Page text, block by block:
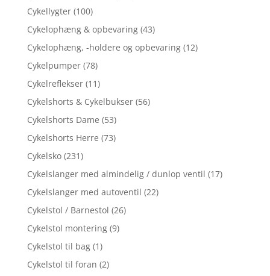
Cykellygter (100)
Cykelophæng & opbevaring (43)
Cykelophæng, -holdere og opbevaring (12)
Cykelpumper (78)
Cykelreflekser (11)
Cykelshorts & Cykelbukser (56)
Cykelshorts Dame (53)
Cykelshorts Herre (73)
Cykelsko (231)
Cykelslanger med almindelig / dunlop ventil (17)
Cykelslanger med autoventil (22)
Cykelstol / Barnestol (26)
Cykelstol montering (9)
Cykelstol til bag (1)
Cykelstol til foran (2)